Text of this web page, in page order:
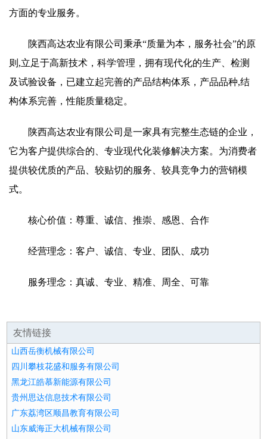
方面的专业服务。
陕西高达农业有限公司秉承“质量为本，服务社会”的原
则,立足于高新技术，科学管理，拥有现代化的生产、检测
及试验设备，已建立起完善的产品结构体系，产品品种,结
构体系完善，性能质量稳定。
陕西高达农业有限公司是一家具有完整生态链的企业，
它为客户提供综合的、专业现代化装修解决方案。为消费者
提供较优质的产品、较贴切的服务、较具竞争力的营销模
式。
核心价值：尊重、诚信、推崇、感恩、合作
经营理念：客户、诚信、专业、团队、成功
服务理念：真诚、专业、精准、周全、可靠
友情链接
山西岳衡机械有限公司
四川攀枝花盛和服务有限公司
黑龙江皓慕新能源有限公司
贵州思达信息技术有限公司
广东荔湾区顺昌教育有限公司
山东威海正大机械有限公司